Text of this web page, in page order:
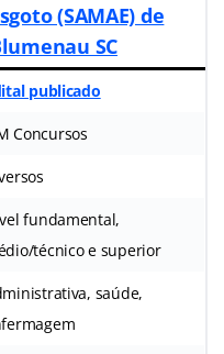
(SAMAE) de
SC
publicado
Concursos
fundamental,
técnico e superior
saúde,